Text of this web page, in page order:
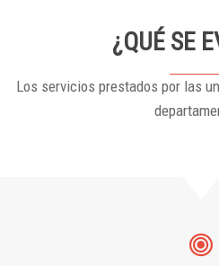
¿QUÉ SE
Los servicios prestados por las